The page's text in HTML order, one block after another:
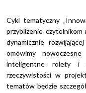
Cykl tematyczny
przybliżenie
dynamicznie
omówimy nowoczesne
inteligentne rolety i
rzeczywistości w
tematów będzie